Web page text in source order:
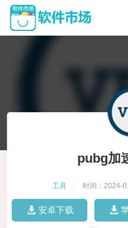
pubg加
工具 时间：2024-
安卓下载